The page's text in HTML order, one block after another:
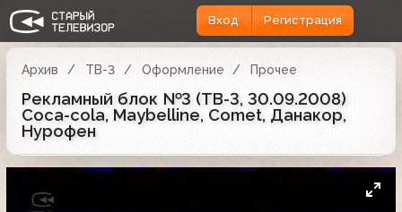
Вход Регистрация
Архив ТВ-3 Оформление Прочее
Рекламный блок №3 (ТВ-3, 30.09.2008)
Coca-cola, Maybelline, Comet, Данакор,
Нурофен